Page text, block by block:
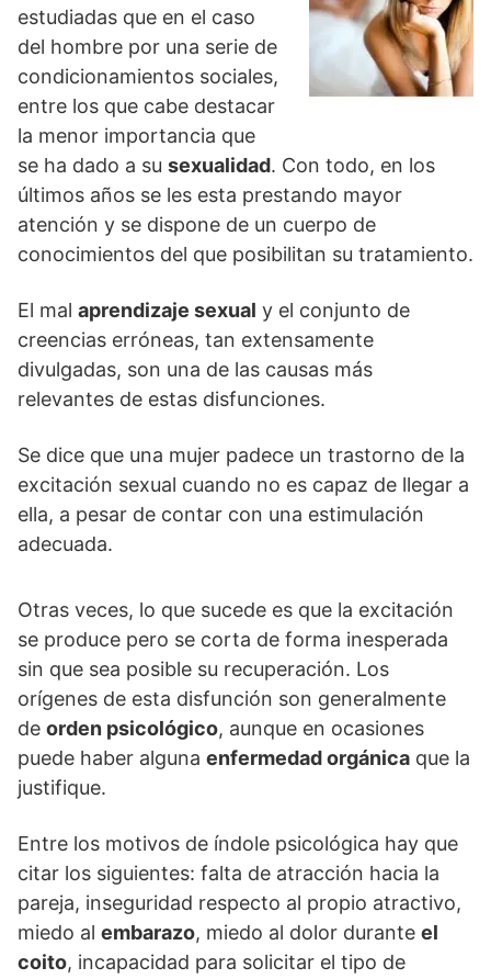
estudiadas que en el caso
del hombre por una serie de
condicionamientos sociales,
entre los que cabe destacar
la menor importancia que
se ha dado a su sexualidad. Con todo, en los
últimos años se les esta prestando mayor
atención y se dispone de un cuerpo de
conocimientos del que posibilitan su tratamiento.
El mal aprendizaje sexual y el conjunto de
creencias erróneas, tan extensamente
divulgadas, son una de las causas más
relevantes de estas disfunciones.
Se dice que una mujer padece un trastorno de la
excitación sexual cuando no es capaz de llegar a
ella, a pesar de contar con una estimulación
adecuada.
Otras veces, lo que sucede es que la excitación
se produce pero se corta de forma inesperada
sin que sea posible su recuperación. Los
orígenes de esta disfunción son generalmente
de orden psicológico, aunque en ocasiones
puede haber alguna enfermedad orgánica que la
justifique.
Entre los motivos de índole psicológica hay que
citar los siguientes: falta de atracción hacia la
pareja, inseguridad respecto al propio atractivo,
miedo al embarazo, miedo al dolor durante el
coito, incapacidad para solicitar el tipo de